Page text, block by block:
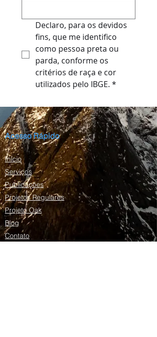
Declaro, para os devidos
fins, que me identifico
como pessoa preta ou
parda, conforme os
critérios de raça e cor
utilizados pelo IBGE. *
Acesso Rápido
Início
Serviços
Publicações
Projetos Regulares
Projeto Oak
Blog
Contato